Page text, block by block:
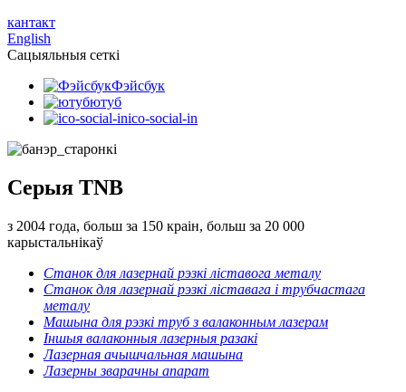
кантакт
English
Сацыяльныя сеткі
Фэйсбук
ютуб
ico-social-in
Серыя TNB
з 2004 года, больш за 150 краін, больш за 20 000
карыстальнікаў
Станок для лазернай рэзкі ліставога металу
Станок для лазернай рэзкі ліставага і трубчастага
металу
Машына для рэзкі труб з валаконным лазерам
Іншыя валаконныя лазерныя разакі
Лазерная ачышчальная машына
Лазерны зварачны апарат